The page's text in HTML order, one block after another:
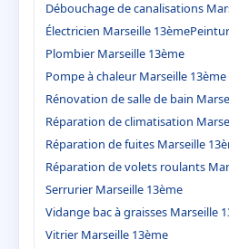
Débouchage de canalisations
Électricien Marseille 13ème
Plombier Marseille 13ème
Pompe à chaleur Marseille 13ème
Rénovation de salle de bain
Réparation de climatisation
Réparation de fuites Marseille
Réparation de volets roulants
Serrurier Marseille 13ème
Vidange bac à graisses Marseille
Vitrier Marseille 13ème